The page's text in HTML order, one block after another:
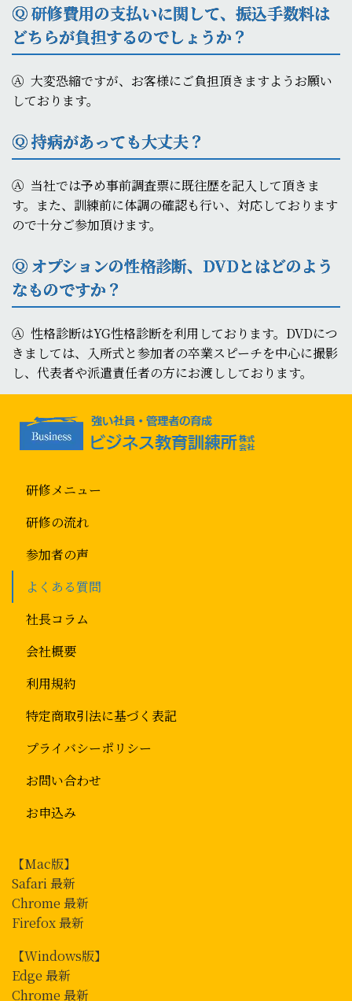
Ⓠ 研修費用の支払いに関して、振込手数料は
どちらが負担するのでしょうか？
Ⓐ 大変恐縮ですが、お客様にご負担頂きますようお願い
しております。
Ⓠ 持病があっても大丈夫？
Ⓐ 当社では予め事前調査票に既往歴を記入して頂きま
す。また、訓練前に体調の確認も行い、対応しております
ので十分ご参加頂けます。
Ⓠ オプションの性格診断、 DVDとはどのよう
なものですか？
Ⓐ 性格診断はYG性格診断を利用しております。 DVDにつ
きましては、入所式と参加者の卒業スピーチを中心に撮影
し、代表者や派遣責任者の方にお渡ししております。
研修メニュー
研修の流れ
参加者の声
よくある質問
社長コラム
会社概要
利用規約
特定商取引法に基づく表記
プライバシーポリシー
お問い合わせ
お申込み
【Mac版】
Safari 最新
Chrome 最新
Firefox 最新
【Windows版】
Edge 最新
Chrome 最新